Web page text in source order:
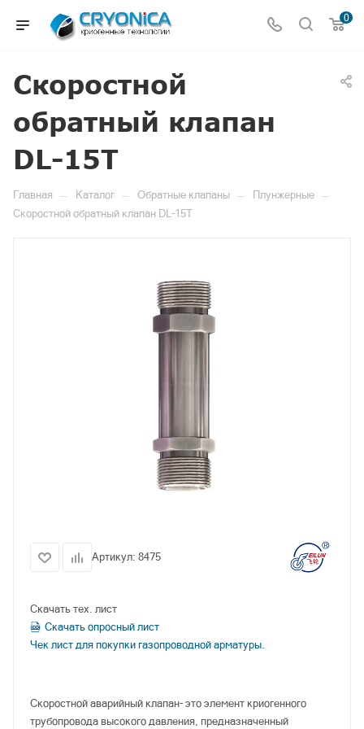
0
Скоростной
обратный клапан
DL-15T
Главная — Каталог — Обратные клапаны — Плунжерные —
Скоростной обратный клапан DL-15T
Артикул: 8475
Скачать тех. лист
Скачать опросный лист
Чек лист для покупки газопроводной арматуры.
Скоростной аварийный клапан- это элемент криогенного
трубопровода высокого давления, предназначенный